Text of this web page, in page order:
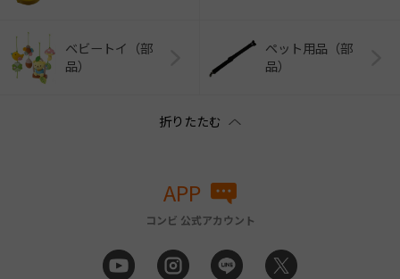
ベビートイ（部
品）
ペット用品（部
品）
APP
コンビ 公式アカウント